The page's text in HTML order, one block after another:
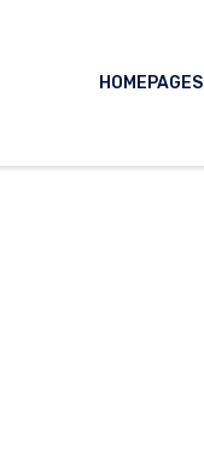
HOMEPAGES